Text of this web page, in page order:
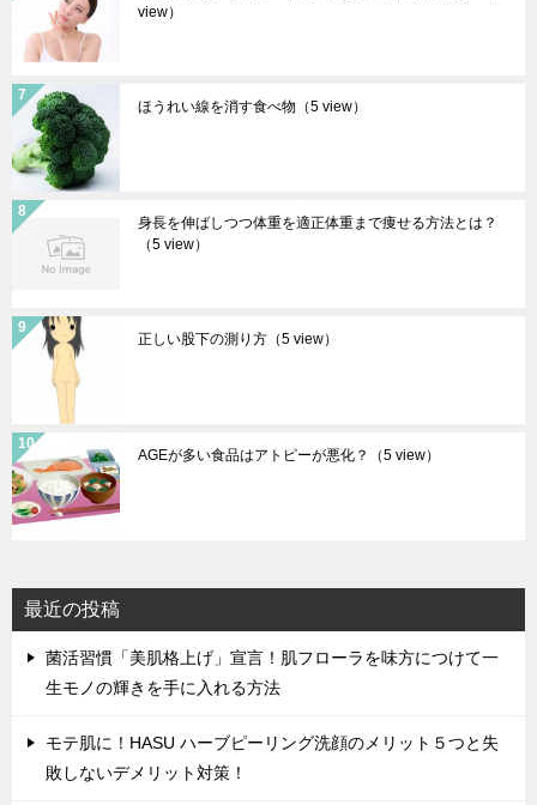
view）
ほうれい線を消す食べ物 （5 view）
身長を伸ばしつつ体重を適正体重まで痩せる方法とは？
（5 view）
正しい股下の測り方 （5 view）
AGEが多い食品はアトピーが悪化？ （5 view）
最近の投稿
菌活習慣「美肌格上げ」宣言！肌フローラを味方につけて一
生モノの輝きを手に入れる方法
モテ肌に！HASU ハーブピーリング洗顔のメリット５つと失
敗しないデメリット対策！